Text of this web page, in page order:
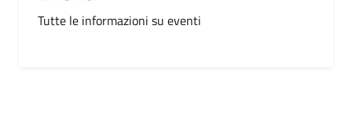
Tutte le informazioni su eventi